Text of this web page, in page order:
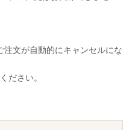
注文が自動的にキャンセルにな
ださい。